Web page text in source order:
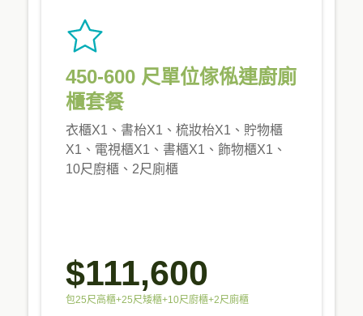
450-600 尺單位傢俬連廚廁
櫃套餐
衣櫃X1、書枱X1、梳妝枱X1、貯物櫃
X1、電視櫃X1、書櫃X1、飾物櫃X1、
10尺廚櫃、2尺廁櫃
$111,600
包25尺高櫃+25尺矮櫃+10尺廚櫃+2尺廁櫃